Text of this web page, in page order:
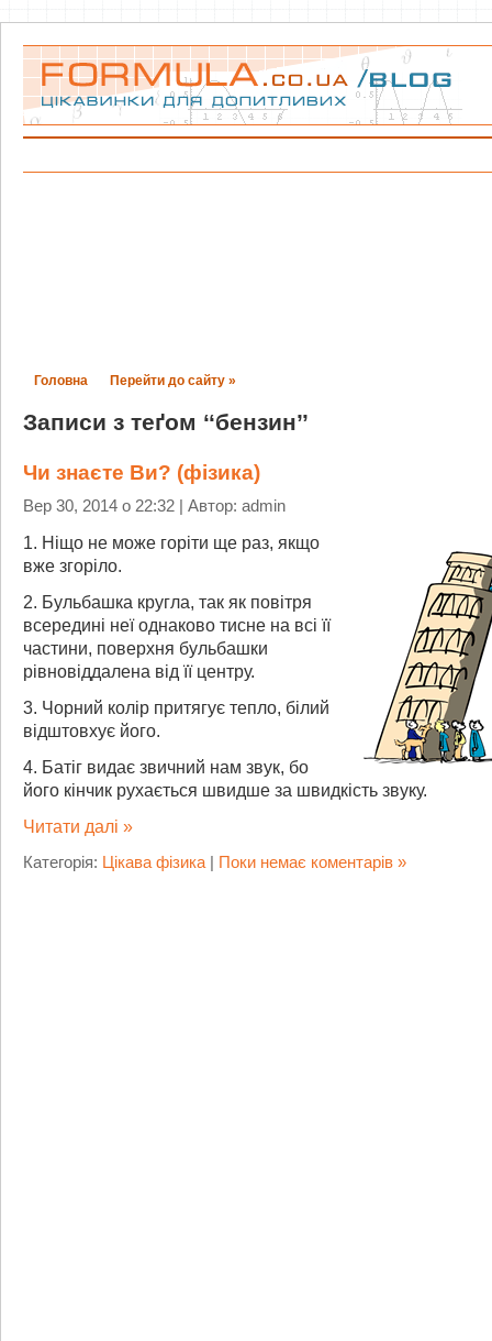
Головна Перейти до сайту »
Записи з теґом ‘‘бензин’’
Чи знаєте Ви? (фізика)
Вер 30, 2014 о 22:32 | Автор: admin
1. Ніщо не може горіти ще раз, якщо
вже згоріло.
2. Бульбашка кругла, так як повітря
всередині неї однаково тисне на всі її
частини, поверхня бульбашки
рівновіддалена від її центру.
3. Чорний колір притягує тепло, білий
відштовхує його.
4. Батіг видає звичний нам звук, бо
його кінчик рухається швидше за швидкість звуку.
Читати далі »
Категорія: Цікава фізика| Поки немає коментарів »